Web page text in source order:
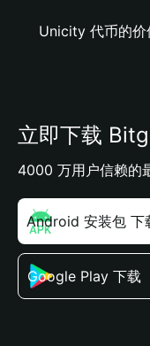
Unicity 代币的价
立即下载
4000 万用户信赖的
Android 安装包 下
Google Play 下载